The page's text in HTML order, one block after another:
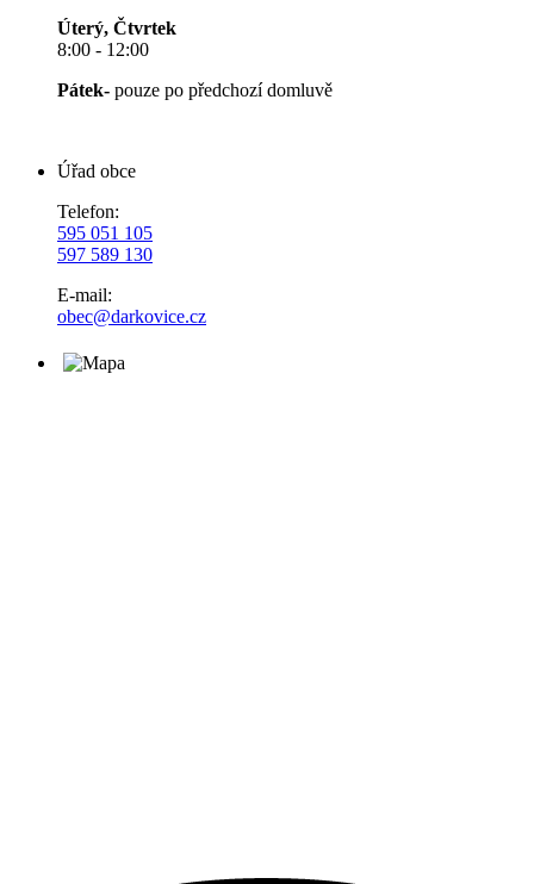
Úterý, Čtvrtek
8:00 - 12:00
Pátek- pouze po předchozí domluvě
Úřad obce
Telefon:
595 051 105
597 589 130
E-mail:
obec@darkovice.cz